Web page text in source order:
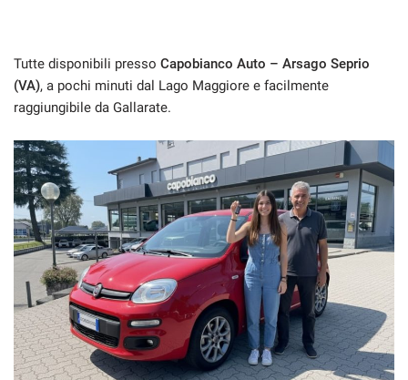
NEWS
Tutte disponibili presso Capobianco Auto – Arsago Seprio
(VA), a pochi minuti dal Lago Maggiore e facilmente
raggiungibile da Gallarate.
funzionalità
e
svolgere
le
di
seguito
descritte.
Per
ottenere
maggiori
informazioni
sull'utilità
e
sul
funzionamento
di
questi